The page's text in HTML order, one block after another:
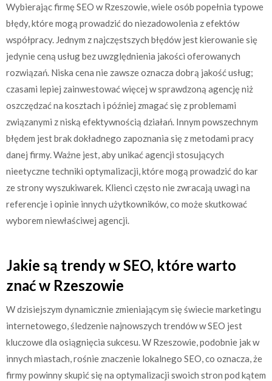
Wybierając firmę SEO w Rzeszowie, wiele osób popełnia typowe
błędy, które mogą prowadzić do niezadowolenia z efektów
współpracy. Jednym z najczęstszych błędów jest kierowanie się
jedynie ceną usług bez uwzględnienia jakości oferowanych
rozwiązań. Niska cena nie zawsze oznacza dobrą jakość usług;
czasami lepiej zainwestować więcej w sprawdzoną agencję niż
oszczędzać na kosztach i później zmagać się z problemami
związanymi z niską efektywnością działań. Innym powszechnym
błędem jest brak dokładnego zapoznania się z metodami pracy
danej firmy. Ważne jest, aby unikać agencji stosujących
nieetyczne techniki optymalizacji, które mogą prowadzić do kar
ze strony wyszukiwarek. Klienci często nie zwracają uwagi na
referencje i opinie innych użytkowników, co może skutkować
wyborem niewłaściwej agencji.
Jakie są trendy w SEO, które warto
znać w Rzeszowie
W dzisiejszym dynamicznie zmieniającym się świecie marketingu
internetowego, śledzenie najnowszych trendów w SEO jest
kluczowe dla osiągnięcia sukcesu. W Rzeszowie, podobnie jak w
innych miastach, rośnie znaczenie lokalnego SEO, co oznacza, że
firmy powinny skupić się na optymalizacji swoich stron pod kątem